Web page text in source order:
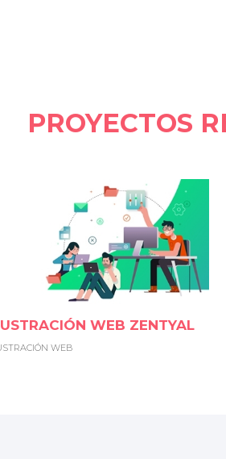
PROYECTOS
WEB ZENTYAL
WEB